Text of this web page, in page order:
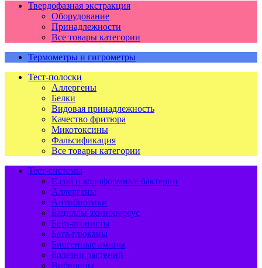
Твердофазная экстракция
Оборудование
Принадлежности
Все товары категории
Термометры и гигрометры
Тест-полоски
Аллергены
Белки
Видовая принадлежность
Качество фритюра
Микотоксины
Фальсификация
Все товары категории
Тест-системы
E.coli и колиформные бактерии
Аллергены
Антибиотики
Бациллы эхиноцереус
Бета-агонисты
Бета-глюканы
Биогенные амины
Болезни растений
Вибрионы